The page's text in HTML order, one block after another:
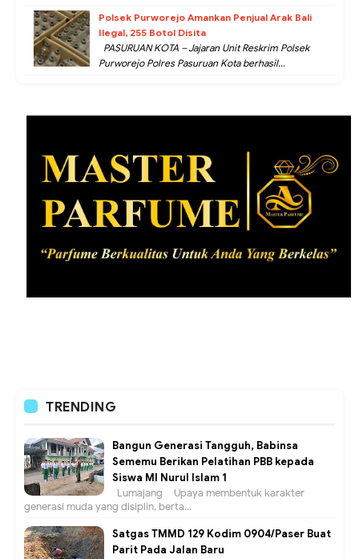
Polsek Purworejo Amankan Penjual Arak Bali
Ilegal, 255 Botol Disita
PASURUAN KOTA – Jajaran Unit Reskrim Polsek
Purworejo Polres Pasuruan Kota berhasil...
TRENDING
Bangun Generasi Tangguh, Babinsa
Sememu Berikan Pelatihan PBB kepada
Siswa MI Nurul Islam 1
Lumajang – Upaya membentuk karakter
generasi muda yang disiplin, berta...
Satgas TMMD 129 Kodim 0904/Paser Buat
Parit Pada Jalan Baru